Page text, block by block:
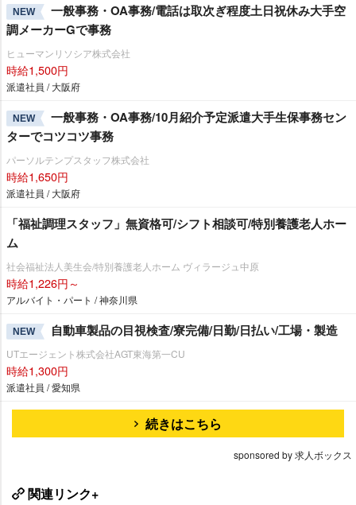
NEW
一般事務・OA事務/電話は取次ぎ程度土日祝休み大手空
調メーカーGで事務
ヒューマンリソシア株式会社
時給1,500円
派遣社員 / 大阪府
NEW
一般事務・OA事務/10月紹介予定派遣大手生保事務セン
ターでコツコツ事務
パーソルテンプスタッフ株式会社
時給1,650円
派遣社員 / 大阪府
「福祉調理スタッフ」無資格可/シフト相談可/特別養護老人ホー
ム
社会福祉法人美生会/特別養護老人ホーム ヴィラージュ中原
時給1,226円～
アルバイト・パート / 神奈川県
NEW 自動車製品の目視検査/寮完備/日勤/日払い/工場・製造
UTエージェント株式会社AGT東海第一CU
時給1,300円
派遣社員 / 愛知県
続きはこちら
sponsored by 求人ボックス
関連リンク+